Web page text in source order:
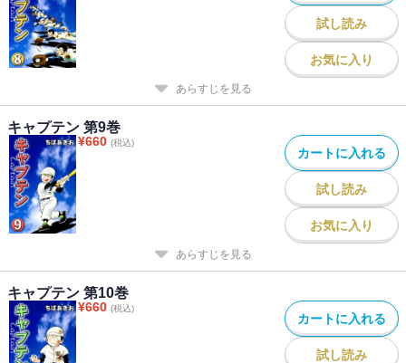
試し読み
お気に入り
あらすじを見る
キャプテン 第9巻
¥660 (税込)
カートに入れる
試し読み
お気に入り
あらすじを見る
キャプテン 第10巻
¥660 (税込)
カートに入れる
試し読み